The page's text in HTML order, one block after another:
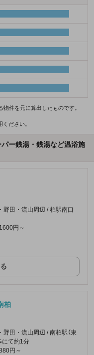
物件を元に算出したものです。
ださい。
ー銭湯・銭湯など温浴施
野田・流山周辺 / 柏駅南口
円～
柏
野田・流山周辺 / 南柏駅（東
にて約1分
円～